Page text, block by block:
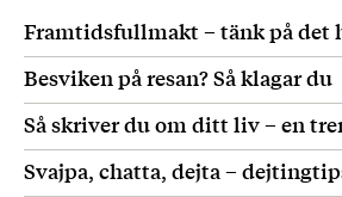
Framtidsfullmakt – tänk på det
Besviken på resan? Så klagar du
Så skriver du om ditt liv – en
Svajpa, chatta, dejta –